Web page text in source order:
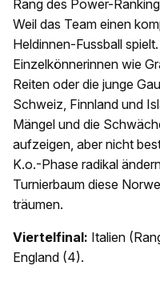
Rang des Power-
Weil das Team einen
Heldinnen-Fussball
Einzelkönnerinnen wie
Reiten oder die junge
Schweiz, Finnland und
Mängel und die
aufzeigen, aber nicht
K.o.-Phase radikal
Turnierbaum diese
träumen.
Viertelfinal: Italien
England (4).